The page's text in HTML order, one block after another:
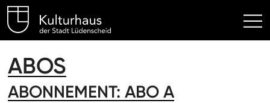
Kulturhaus Lüdenscheid
ABOS
ABONNEMENT: ABO A